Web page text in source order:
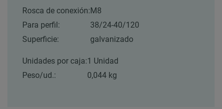
Rosca de conexión:M8
Para perfil:
38/24-40/120
Superficie:
galvanizado
Unidades por caja:1 Unidad
Peso/ud.:
0,044 kg